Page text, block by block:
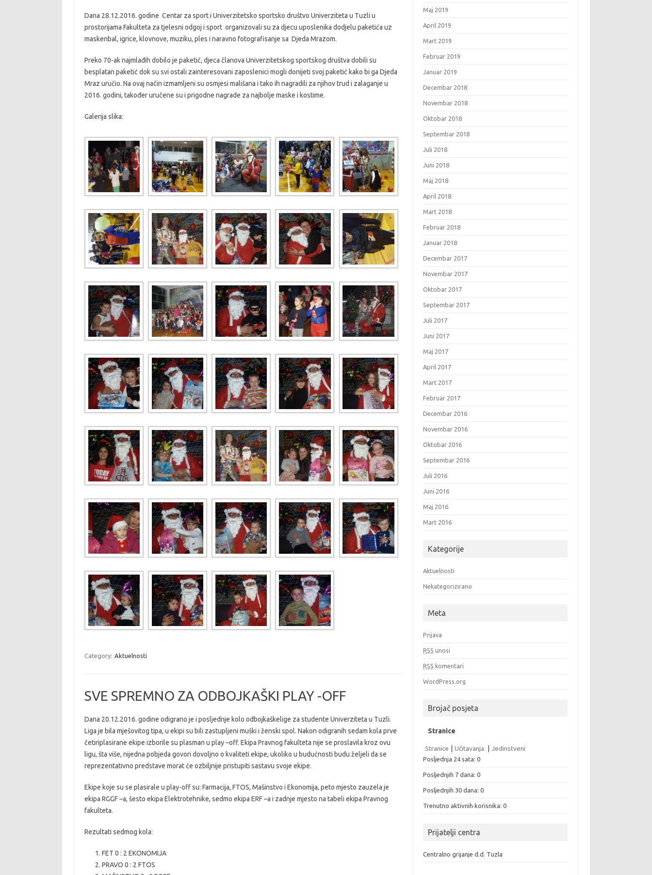
Dana 28.12.2016. godine Centar za sport i Univerzitetsko sportsko društvo Univerziteta u Tuzli u
prostorijama Fakulteta za tjelesni odgoj i sport organizovali su za djecu uposlenika dodjelu paketića uz
maskenbal, igrice, klovnove, muziku, ples i naravno fotografisanje sa Djeda Mrazom.
Preko 70-ak najmlađih dobilo je paketić, djeca članova Univerzitetskog sportskog društva dobili su
besplatan paketić dok su svi ostali zainteresovani zaposlenici mogli donijeti svoj paketić kako bi ga Djeda
Mraz uručio. Na ovaj način izmamljeni su osmjesi mališana i tako ih nagradili za njihov trud i zalaganje u
2016. godini, također uručene su i prigodne nagrade za najbolje maske i kostime.
Galerija slika:
Category: Aktuelnosti
SVE SPREMNO ZA ODBOJKAŠKI PLAY -OFF
Dana 20.12.2016. godine odigrano je i posljednje kolo odbojkaškelige za studente Univerziteta u Tuzli.
Liga je bila mješovitog tipa, u ekipi su bili zastupljeni muški i ženski spol. Nakon odigranih sedam kola prve
četiriplasirane ekipe izborile su plasman u play –off. Ekipa Pravnog fakulteta nije se proslavila kroz ovu
ligu, šta više, nijedna pobjeda govori dovoljno o kvaliteti ekipe, ukoliko u budućnosti budu željeli da se
reprezentativno predstave morat će ozbiljnije pristupiti sastavu svoje ekipe.
Ekipe koje su se plasirale u play-off su: Farmacija, FTOS, Mašinstvo i Ekonomija, peto mjesto zauzela je
ekipa RGGF –a, šesto ekipa Elektrotehnike, sedmo ekipa ERF –a i zadnje mjesto na tabeli ekipa Pravnog
fakulteta.
Rezultati sedmog kola:
FET 0 : 2 EKONOMIJA
PRAVO 0 : 2 FTOS
Maj 2019
April 2019
Mart 2019
Februar 2019
Januar 2019
Decembar 2018
Novembar 2018
Oktobar 2018
Septembar 2018
Juli 2018
Juni 2018
Maj 2018
April 2018
Mart 2018
Februar 2018
Januar 2018
Decembar 2017
Novembar 2017
Oktobar 2017
Septembar 2017
Juli 2017
Juni 2017
Maj 2017
April 2017
Mart 2017
Februar 2017
Decembar 2016
Novembar 2016
Oktobar 2016
Septembar 2016
Juli 2016
Juni 2016
Maj 2016
Mart 2016
Kategorije
Aktuelnosti
Nekategorizirano
Meta
Prijava
RSS unosi
RSS komentari
WordPress.org
Brojač posjeta
Stranice
Stranice Učitavanja Jedinstveni
Posljednja 24 sata:0
Posljednjih 7 dana:0
Posljednjih 30 dana:0
Trenutno aktivnih korisnika: 0
Prijatelji centra
Centralno grijanje d.d. Tuzla